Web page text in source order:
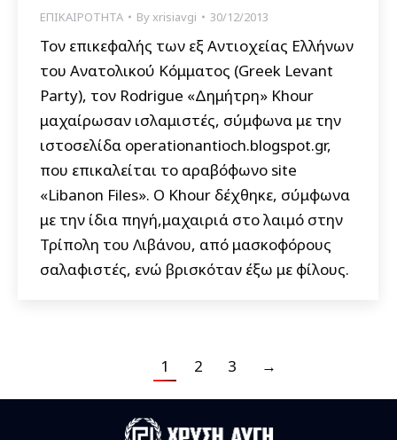
ΕΠΙΚΑΙΡΟΤΗΤΑ Byxrisiavgi 30/12/2013
Τον επικεφαλής των εξ Αντιοχείας Ελλήνων
του Ανατολικού Κόμματος (Greek Levant
Party), τον Rodrigue «Δημήτρη» Khour
μαχαίρωσαν ισλαμιστές, σύμφωνα με την
ιστοσελίδα operationantioch.blogspot.gr,
που επικαλείται το αραβόφωνο site
«Libanon Files». Ο Khour δέχθηκε, σύμφωνα
με την ίδια πηγή,μαχαιριά στο λαιμό στην
Τρίπολη του Λιβάνου, από μασκοφόρους
σαλαφιστές, ενώ βρισκόταν έξω με φίλους.
1 2 3 →